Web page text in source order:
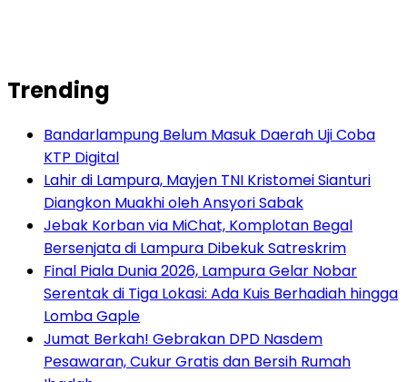
Trending
Bandarlampung Belum Masuk Daerah Uji Coba
KTP Digital
Lahir di Lampura, Mayjen TNI Kristomei Sianturi
Diangkon Muakhi oleh Ansyori Sabak
Jebak Korban via MiChat, Komplotan Begal
Bersenjata di Lampura Dibekuk Satreskrim
Final Piala Dunia 2026, Lampura Gelar Nobar
Serentak di Tiga Lokasi: Ada Kuis Berhadiah hingga
Lomba Gaple
Jumat Berkah! Gebrakan DPD Nasdem
Pesawaran, Cukur Gratis dan Bersih Rumah